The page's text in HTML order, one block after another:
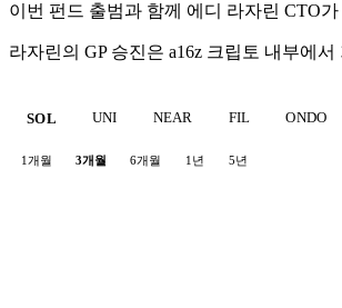
이번 펀드 출범과 함께 에디 라자린 CTO
라자린의 GP 승진은 a16z 크립토 내부에
SOL UNI NEAR FIL ONDO
1개월 3개월 6개월 1년 5년